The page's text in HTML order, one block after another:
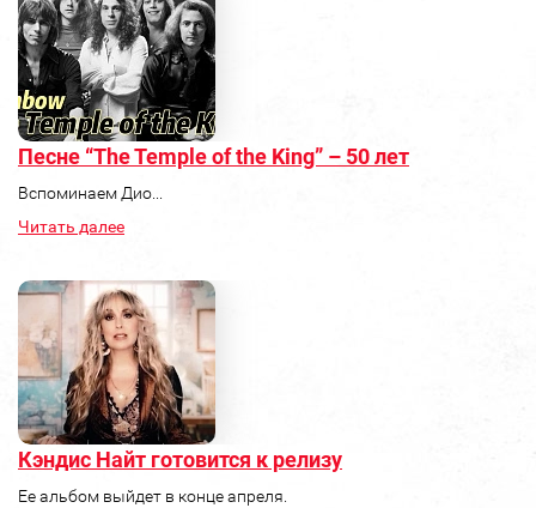
Песне “The Temple of the King” – 50 лет
Вспоминаем Дио...
Читать далее
Кэндис Найт готовится к релизу
Ее альбом выйдет в конце апреля.